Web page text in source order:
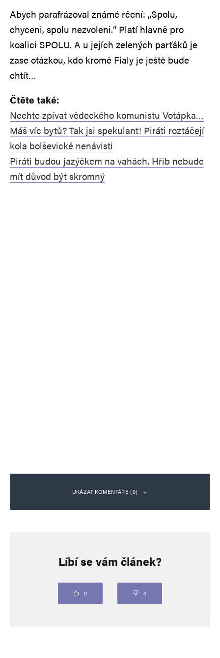
Abych parafrázoval známé rčení: „Spolu,
chyceni, spolu nezvoleni.“ Platí hlavně pro
koalici SPOLU. A u jejích zelených parťáků je
zase otázkou, kdo kromě Fialy je ještě bude
chtít…
Čtěte také:
Nechte zpívat vědeckého komunistu Votápka…
Máš víc bytů? Tak jsi spekulant! Piráti roztáčejí
kola bolševické nenávisti
Piráti budou jazýčkem na vahách. Hřib nebude
mít důvod být skromný
UKÁZAT KOMENTÁŘE (0)
Vaše e-mailová adresa nebude zveřejněna. Vyžadované informace jsou
Líbí se vám článek?
0 0